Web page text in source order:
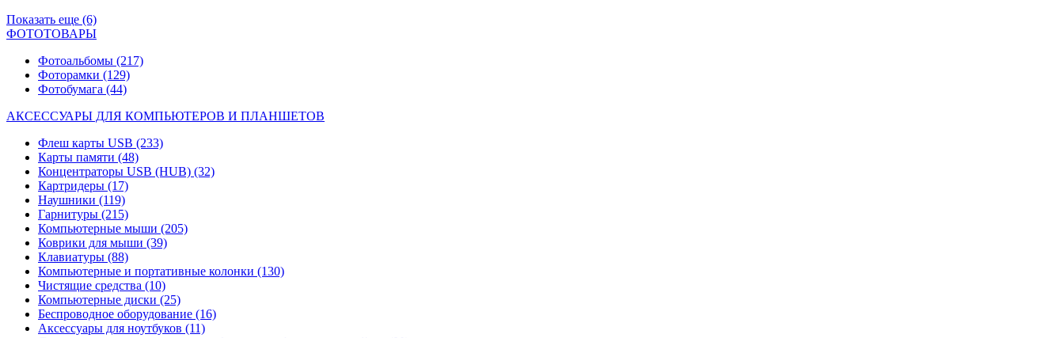
Показать еще (6)
ФОТОТОВАРЫ
Фотоальбомы (217)
Фоторамки (129)
Фотобумага (44)
АКСЕССУАРЫ ДЛЯ КОМПЬЮТЕРОВ И ПЛАНШЕТОВ
Флеш карты USB (233)
Карты памяти (48)
Концентраторы USB (HUB) (32)
Картридеры (17)
Наушники (119)
Гарнитуры (215)
Компьютерные мыши (205)
Коврики для мыши (39)
Клавиатуры (88)
Компьютерные и портативные колонки (130)
Чистящие средства (10)
Компьютерные диски (25)
Беспроводное оборудование (16)
Аксессуары для ноутбуков (11)